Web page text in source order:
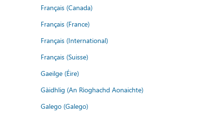
Français (Canada)
Français (France)
Français (International)
Français (Suisse)
Gaeilge (Éire)
Gàidhlig (An Rìoghachd Aonaichte)
Galego (Galego)